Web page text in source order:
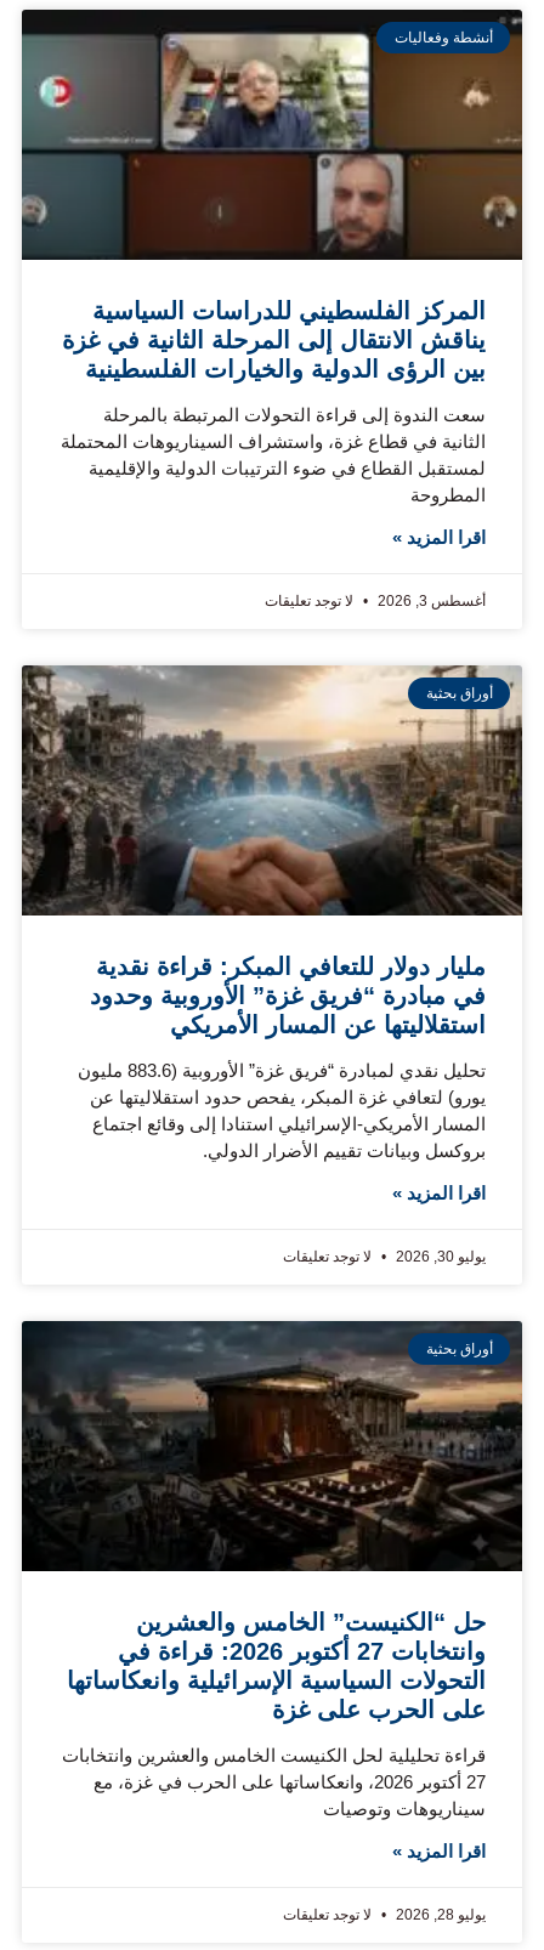
أنشطة وفعاليات
المركز الفلسطيني للدراسات السياسية
يناقش الانتقال إلى المرحلة الثانية في غزة
بين الرؤى الدولية والخيارات الفلسطينية
سعت الندوة إلى قراءة التحولات المرتبطة بالمرحلة
الثانية في قطاع غزة، واستشراف السيناريوهات المحتملة
لمستقبل القطاع في ضوء الترتيبات الدولية والإقليمية
المطروحة
اقرا المزيد »
أغسطس 3, 2026 لا توجد تعليقات
أوراق بحثية
مليار دولار للتعافي المبكر: قراءة نقدية
في مبادرة “فريق غزة” الأوروبية وحدود
استقلاليتها عن المسار الأمريكي
تحليل نقدي لمبادرة “فريق غزة” الأوروبية (883.6 مليون
يورو) لتعافي غزة المبكر، يفحص حدود استقلاليتها عن
المسار الأمريكي-الإسرائيلي استنادا إلى وقائع اجتماع
بروكسل وبيانات تقييم الأضرار الدولي.
اقرا المزيد »
يوليو 30, 2026 لا توجد تعليقات
أوراق بحثية
حل “الكنيست” الخامس والعشرين
وانتخابات 27 أكتوبر 2026: قراءة في
التحولات السياسية الإسرائيلية وانعكاساتها
على الحرب على غزة
قراءة تحليلية لحل الكنيست الخامس والعشرين وانتخابات
27 أكتوبر 2026، وانعكاساتها على الحرب في غزة، مع
سيناريوهات وتوصيات
اقرا المزيد »
يوليو 28, 2026 لا توجد تعليقات